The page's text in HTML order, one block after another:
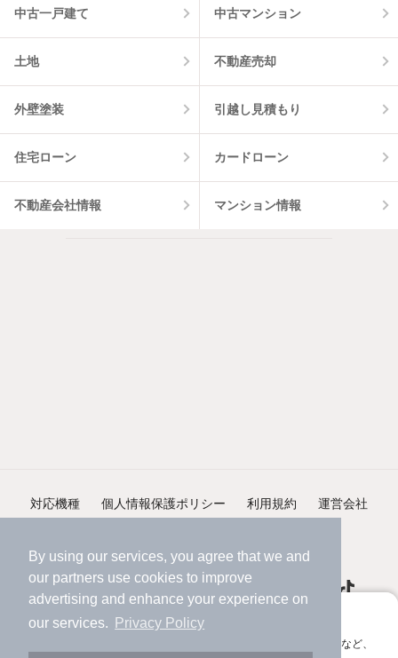
By using our services, you agree that we and
our partners use cookies to improve
advertising and enhance your experience on
our services.
Privacy Policy
アプリに切り替えて、サクサクお部屋探し
会員登録なしですぐ使える。マップ検索やお気に入り保存など、
中古一戸建て 中古マンション
土地 不動産売却
外壁塗装 引越し見積もり
住宅ローン カードローン
不動産会社情報 マンション情報
対応機種 個人情報保護ポリシー 利用規約 運営会社
©NIFTY Lifestyle Co., Ltd.